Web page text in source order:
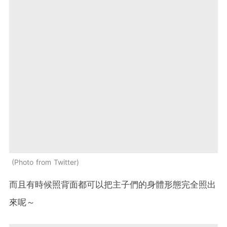
Photo from Twitter
而且有時候照背面都可以把主子們的身體形態完全照出
來呢～